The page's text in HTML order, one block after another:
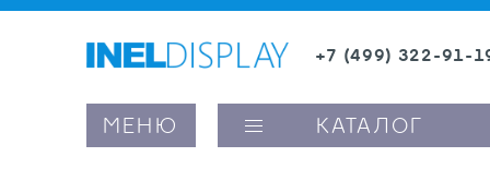
+7 (499) 322-91-
МЕНЮ КАТАЛОГ